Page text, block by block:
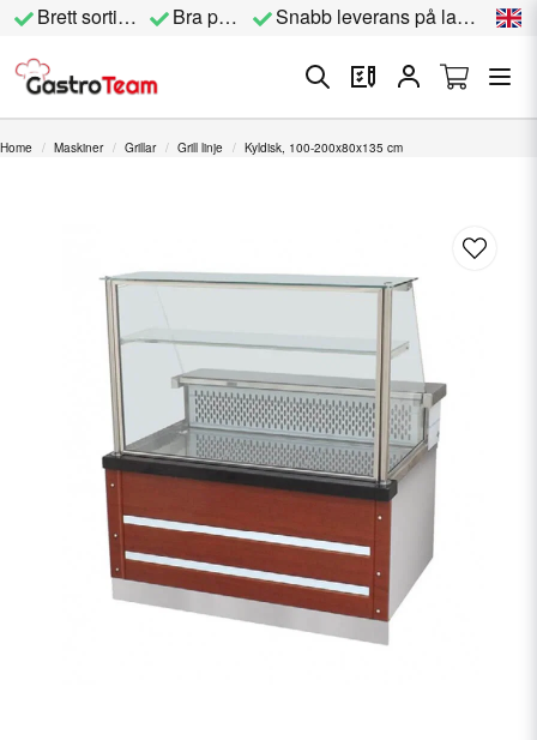
Brett sortiment Bra priser Snabb leverans på lagervara
Home Maskiner Grillar Grill linje Kyldisk, 100-200x80x135 cm